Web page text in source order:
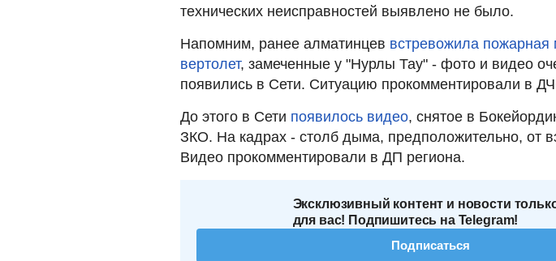
технических неисправностей выявлено не было.
Напомним, ранее алматинцев встревожила
вертолет, замеченные у "Нурлы Тау" - фото и видео
появились в Сети. Ситуацию прокомментировали в
До этого в Сети появилось видео, снятое в
ЗКО. На кадрах - столб дыма, предположительно, от
Видео прокомментировали в ДП региона.
Эксклюзивный контент и новости
для вас! Подпишитесь на Telegram!
Подписаться